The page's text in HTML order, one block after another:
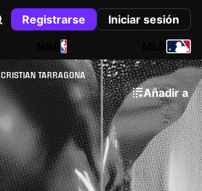
Registrarse
Iniciar sesión
NBA
CRISTIAN TARRAGONA
Añadir a